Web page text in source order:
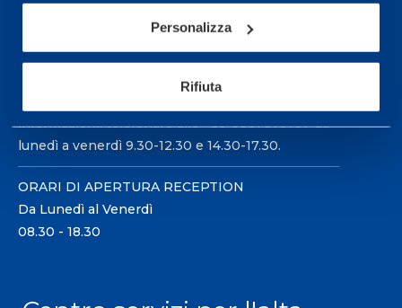
Personalizza
Rifiuta
Sport Service Mapei S.r.l. - Via Busto Fagnano 38,
21057 Olgiate Olona (Varese) Italia.
informazioni: telefonare allo +39 0331 575757 da
lunedì a venerdì 9.30-12.30 e 14.30-17.30.
ORARI DI APERTURA RECEPTION
Da Lunedì al Venerdì
08.30 - 18.30